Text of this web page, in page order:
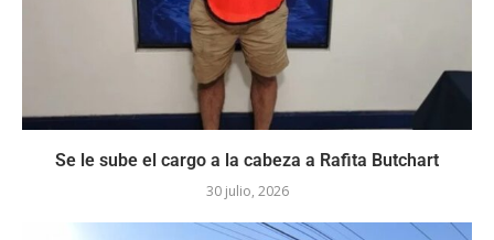
Se le sube el cargo a la cabeza a Rafita Butchart
30 julio, 2026